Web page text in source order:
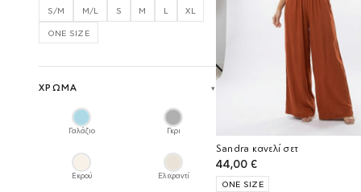
S/M M/L S M L XL
ONE SIZE
ΧΡΏΜΑ
Γαλάζιο Γκρι
Εκρού Ελεφαντί
Sandra κανελί σετ
44,00 €
ONE SIZE